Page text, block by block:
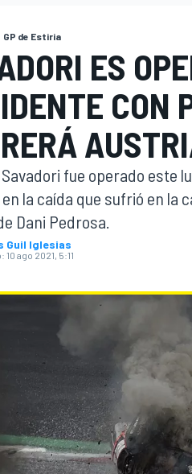
GP de Estiria
ES
CON
fue operado este
la caída que sufrió en la
Dani Pedrosa.
Guil Iglesias
10 ago 2021, 5:11